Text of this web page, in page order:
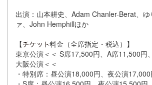
出演：山本耕史、Adam Chanler-Berat、
ァ、John Hemphillほか
【
料金（全席指定・税込）】
東京公演＜＜ S席17,500円、A席11,500円
大阪公演＜＜
・特別席：昼公演18,000円、夜公演17,000